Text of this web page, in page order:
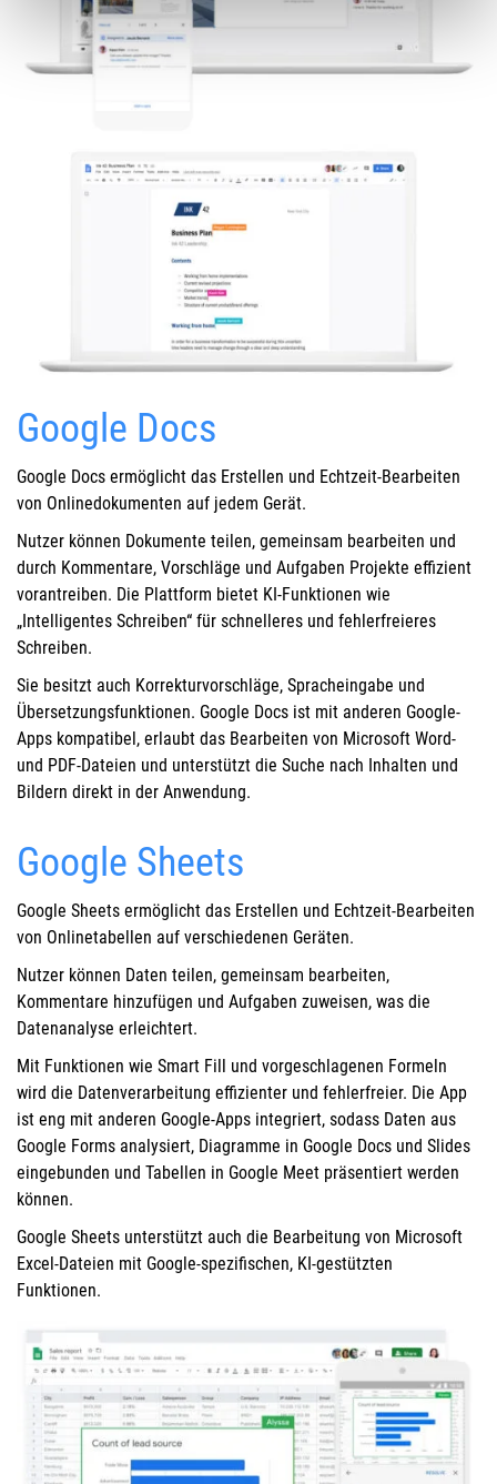
Google Docs
Google Docs ermöglicht das Erstellen und Echtzeit-Bearbeiten
von Onlinedokumenten auf jedem Gerät.
Nutzer können Dokumente teilen, gemeinsam bearbeiten und
durch Kommentare, Vorschläge und Aufgaben Projekte effizient
vorantreiben. Die Plattform bietet KI-Funktionen wie
„Intelligentes Schreiben“ für schnelleres und fehlerfreieres
Schreiben.
Sie besitzt auch Korrekturvorschläge, Spracheingabe und
Übersetzungsfunktionen. Google Docs ist mit anderen Google-
Apps kompatibel, erlaubt das Bearbeiten von Microsoft Word-
und PDF-Dateien und unterstützt die Suche nach Inhalten und
Bildern direkt in der Anwendung.
Google Sheets
Google Sheets ermöglicht das Erstellen und Echtzeit-Bearbeiten
von Onlinetabellen auf verschiedenen Geräten.
Nutzer können Daten teilen, gemeinsam bearbeiten,
Kommentare hinzufügen und Aufgaben zuweisen, was die
Datenanalyse erleichtert.
Mit Funktionen wie Smart Fill und vorgeschlagenen Formeln
wird die Datenverarbeitung effizienter und fehlerfreier. Die App
ist eng mit anderen Google-Apps integriert, sodass Daten aus
Google Forms analysiert, Diagramme in Google Docs und Slides
eingebunden und Tabellen in Google Meet präsentiert werden
können.
Google Sheets unterstützt auch die Bearbeitung von Microsoft
Excel-Dateien mit Google-spezifischen, KI-gestützten
Funktionen.